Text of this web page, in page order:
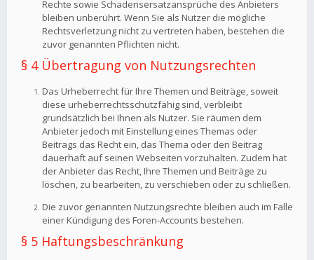
Rechte sowie Schadensersatzansprüche des Anbieters
bleiben unberührt. Wenn Sie als Nutzer die mögliche
Rechtsverletzung nicht zu vertreten haben, bestehen die
zuvor genannten Pflichten nicht.
§ 4 Übertragung von Nutzungsrechten
Das Urheberrecht für Ihre Themen und Beiträge, soweit
diese urheberrechtsschutzfähig sind, verbleibt
grundsätzlich bei Ihnen als Nutzer. Sie räumen dem
Anbieter jedoch mit Einstellung eines Themas oder
Beitrags das Recht ein, das Thema oder den Beitrag
dauerhaft auf seinen Webseiten vorzuhalten. Zudem hat
der Anbieter das Recht, Ihre Themen und Beiträge zu
löschen, zu bearbeiten, zu verschieben oder zu schließen.
Die zuvor genannten Nutzungsrechte bleiben auch im Falle
einer Kündigung des Foren-Accounts bestehen.
§ 5 Haftungsbeschränkung